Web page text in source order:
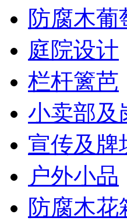
防腐木葡
庭院设计
栏杆篱芭
小卖部及
宣传及牌
户外小品
防腐木花